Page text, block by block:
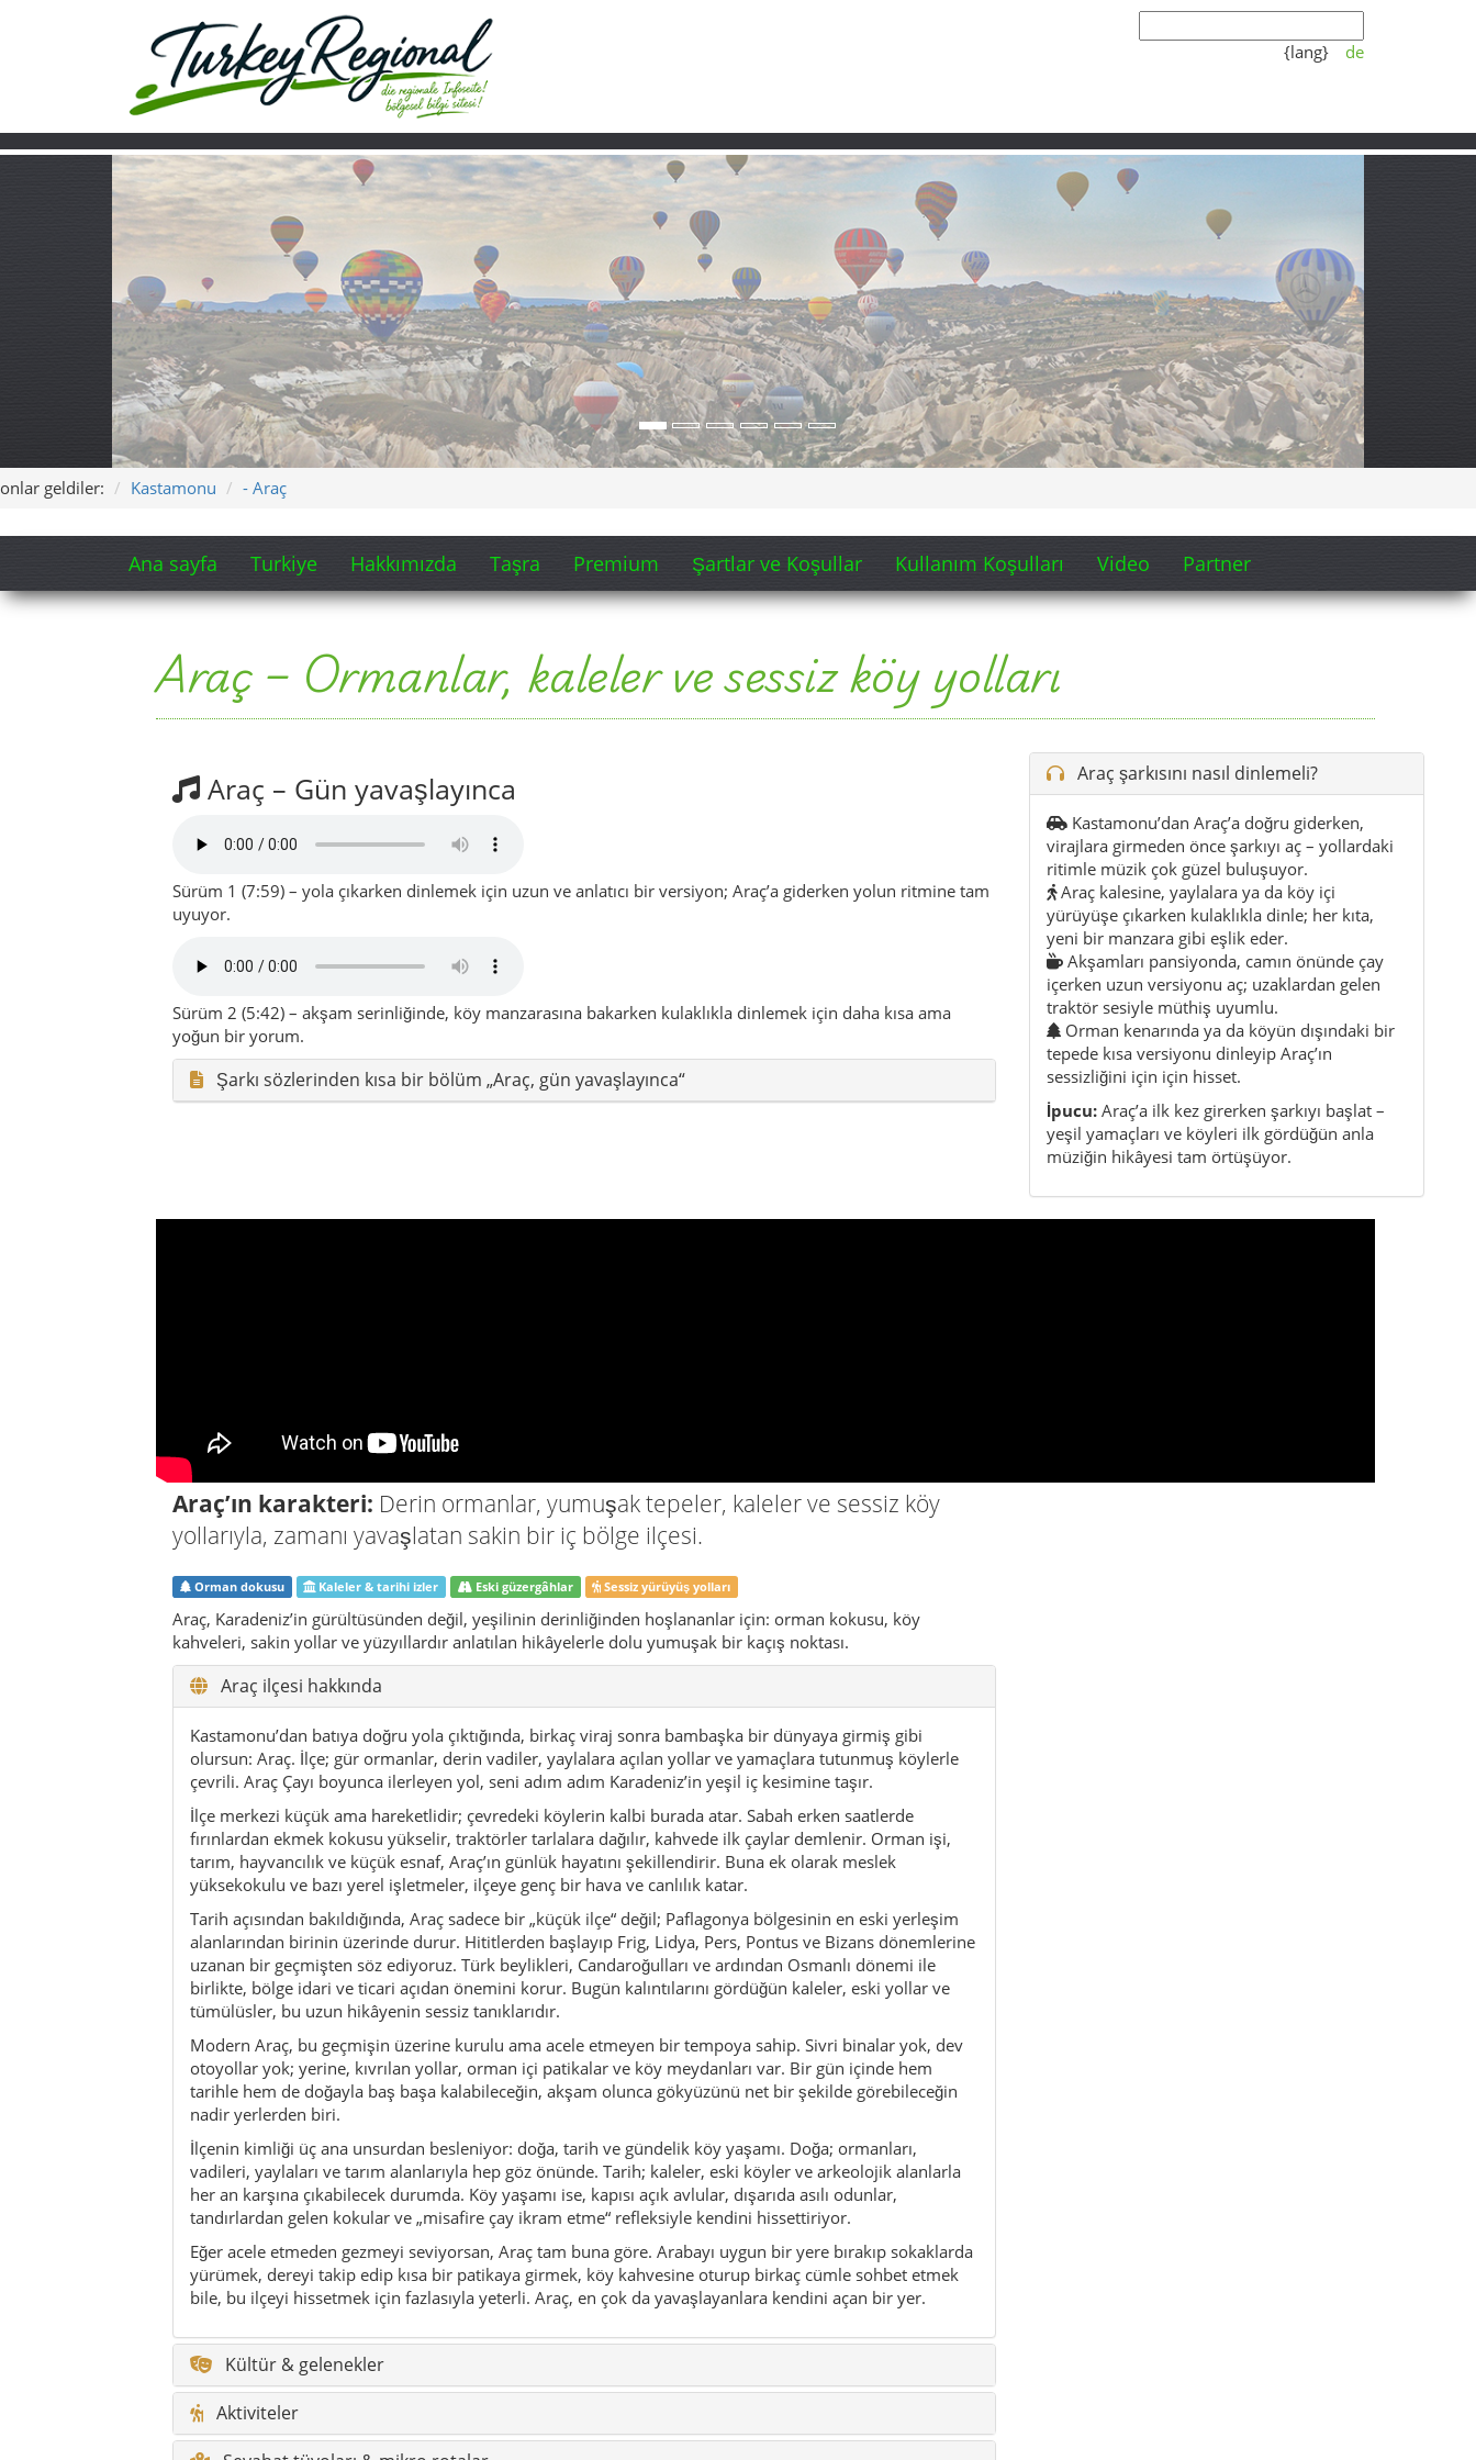
{lang} de
Kastamonu - Araç
Ana sayfa Turkiye Hakkımızda Taşra Premium Şartlar ve Koşullar Kullanım Koşulları
Araç – Ormanlar, kaleler ve sessiz köy yolları
Araç – Gün yavaşlayınca
Sürüm 1 (7:59) – yola çıkarken dinlemek için uzun ve anlatıcı bir versiyon; Araç’a giderken yolun ritmine tam
uyuyor.
Sürüm 2 (5:42) – akşam serinliğinde, köy manzarasına bakarken kulaklıkla dinlemek için daha kısa ama
yoğun bir yorum.
Araç şarkısını nasıl dinlemeli?
virajlara girmeden önce şarkıyı aç – yollardaki
ritimle müzik çok güzel buluşuyor.
Araç kalesine, yaylalara ya da köy içi
yürüyüşe çıkarken kulaklıkla dinle; her kıta,
içerken uzun versiyonu aç; uzaklardan gelen
traktör sesiyle müthiş uyumlu.
Orman kenarında ya da köyün dışındaki bir
sessizliğini için için hisset.
İpucu:Araç’a ilk kez girerken şarkıyı başlat –
yeşil yamaçları ve köyleri ilk gördüğün anla
müziğin hikâyesi tam örtüşüyor.
yollarıyla, zamanı yavaşlatan sakin bir iç bölge ilçesi.
olursun: Araç. İlçe; gür ormanlar, derin vadiler, yaylalara açılan yollar ve yamaçlara tutunmuş köylerle
çevrili. Araç Çayı boyunca ilerleyen yol, seni adım adım Karadeniz’in yeşil iç kesimine taşır.
İlçe merkezi küçük ama hareketlidir; çevredeki köylerin kalbi burada atar. Sabah erken saatlerde
fırınlardan ekmek kokusu yükselir, traktörler tarlalara dağılır, kahvede ilk çaylar demlenir. Orman işi,
tarım, hayvancılık ve küçük esnaf, Araç’ın günlük hayatını şekillendirir. Buna ek olarak meslek
yüksekokulu ve bazı yerel işletmeler, ilçeye genç bir hava ve canlılık katar.
Tarih açısından bakıldığında, Araç sadece bir „küçük ilçe“ değil; Paflagonya bölgesinin en eski yerleşim
alanlarından birinin üzerinde durur. Hititlerden başlayıp Frig, Lidya, Pers, Pontus ve Bizans dönemlerine
uzanan bir geçmişten söz ediyoruz. Türk beylikleri, Candaroğulları ve ardından Osmanlı dönemi ile
birlikte, bölge idari ve ticari açıdan önemini korur. Bugün kalıntılarını gördüğün kaleler, eski yollar ve
tümülüsler, bu uzun hikâyenin sessiz tanıklarıdır.
Modern Araç, bu geçmişin üzerine kurulu ama acele etmeyen bir tempoya sahip. Sivri binalar yok, dev
otoyollar yok; yerine, kıvrılan yollar, orman içi patikalar ve köy meydanları var. Bir gün içinde hem
tarihle hem de doğayla baş başa kalabileceğin, akşam olunca gökyüzünü net bir şekilde görebileceğin
İlçenin kimliği üç ana unsurdan besleniyor: doğa, tarih ve gündelik köy yaşamı. Doğa; ormanları,
vadileri, yaylaları ve tarım alanlarıyla hep göz önünde. Tarih; kaleler, eski köyler ve arkeolojik alanlarla
her an karşına çıkabilecek durumda. Köy yaşamı ise, kapısı açık avlular, dışarıda asılı odunlar,
Eğer acele etmeden gezmeyi seviyorsan, Araç tam buna göre. Arabayı uygun bir yere bırakıp sokaklarda
yürümek, dereyi takip edip kısa bir patikaya girmek, köy kahvesine oturup birkaç cümle sohbet etmek
bile, bu ilçeyi hissetmek için fazlasıyla yeterli. Araç, en çok da yavaşlayanlara kendini açan bir yer.
Kültür & gelenekler
Aktiviteler
Seyahat tüyoları & mikro rotalar
Sürdürülebilirlik
Kimler için uygun?
Yeme & içme
Doğa & outdoor
Şenlikler & etkinlikler
Tarih & zaman çizelgesi